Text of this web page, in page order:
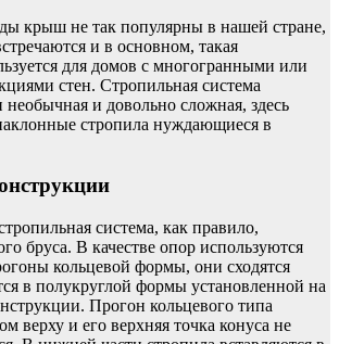
крыш не так популярны в нашей стране,
и в основном, такая
для домов с многогранными или
стен. Стропильная система
и довольно сложная, здесь
стропила нуждающиеся в
система, как правило,
бруса. В качестве опор используются
кольцевой формы, они сходятся
в полукруглой формы установленной на
Прогон кольцевого типа
верху и его верхняя точка конуса не